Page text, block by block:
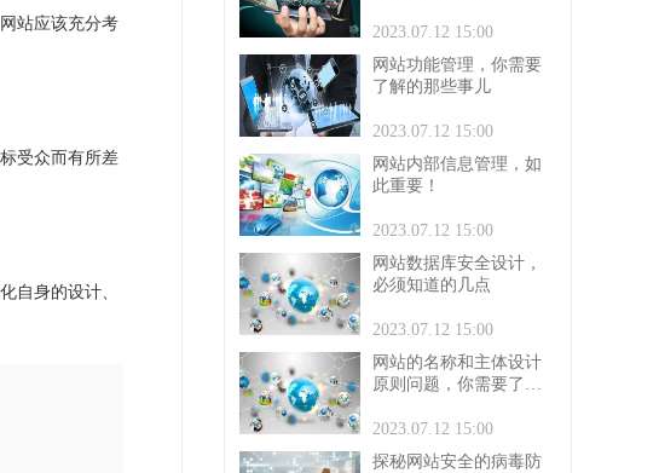
站应该充分考
受众而有所差
自身的设计、
2023.07.12 15:00
网站功能管理，你需要
了解的那些事儿
2023.07.12 15:00
网站内部信息管理，如
此重要！
2023.07.12 15:00
网站数据库安全设计，
必须知道的几点
2023.07.12 15:00
网站的名称和主体设计
原则问题，你需要了解
2023.07.12 15:00
探秘网站安全的病毒防